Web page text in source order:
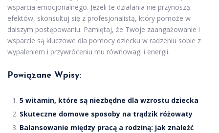
wsparcia emocjonalnego. Jeżeli te działania nie przynoszą
efektów, skonsultuj się z profesjonalistą, który pomoże w
dalszym postępowaniu. Pamiętaj, że Twoje zaangażowanie i
wsparcie są kluczowe dla pomocy dziecku w radzeniu sobie z
wypaleniem i przywróceniu mu równowagi i energii.
Powiązane Wpisy:
5 witamin, które są niezbędne dla wzrostu dziecka
Skuteczne domowe sposoby na trądzik różowaty
Balansowanie między pracą a rodziną: jak znaleźć